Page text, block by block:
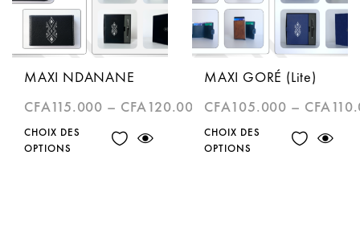
MAXI NDANANE
CFA115.000 – CFA120.000
CHOIX DES
OPTIONS
MAXI GORÉ (Lite)
CFA105.000 – CFA
CHOIX DES
OPTIONS